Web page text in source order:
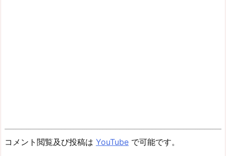
コメント閲覧及び投稿は YouTube で可能です。